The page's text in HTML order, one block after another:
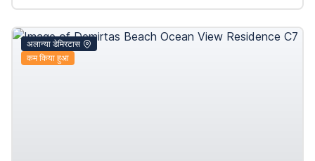
अलान्या डेमिरटास
कम किया हुआ